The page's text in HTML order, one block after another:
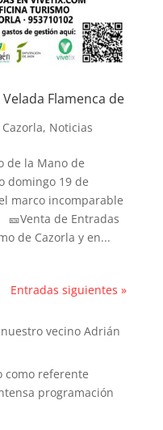
Flamenca de
Cazorla, Noticias
de la Mano de
domingo 19 de
marco incomparable
de Entradas
de Cazorla y en...
Entradas siguientes »
vecino Adrián
como referente
programación